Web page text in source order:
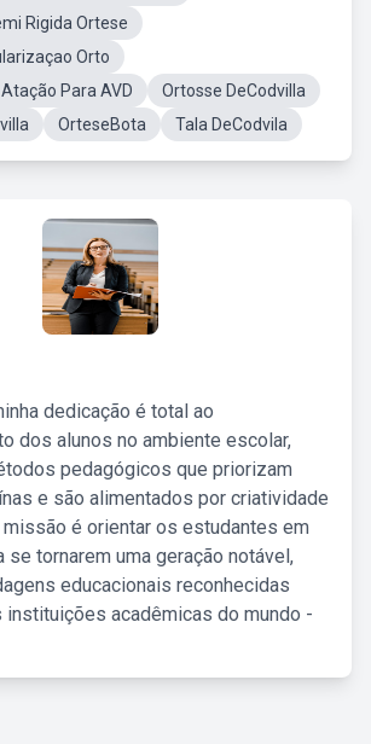
Rigida Ortese
Orto
Para AVD
Ortosse DeCodvilla
OrteseBota Tala DeCodvila
dedicação é total ao
dos alunos no ambiente escolar,
pedagógicos que priorizam
e são alimentados por criatividade
missão é orientar os estudantes em
se tornarem uma geração notável,
educacionais reconhecidas
acadêmicas do mundo -